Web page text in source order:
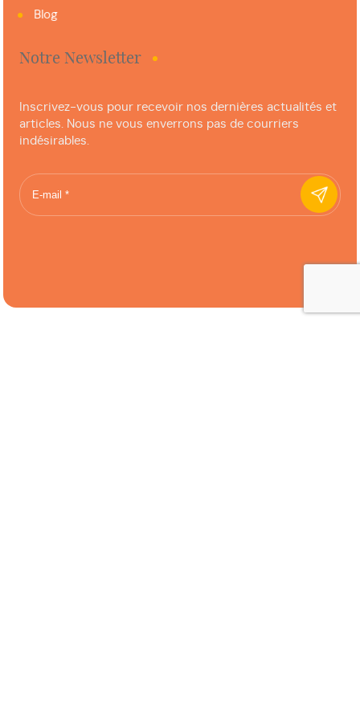
Blog
Notre Newsletter
Inscrivez-vous pour recevoir nos dernières actualités et
articles. Nous ne vous enverrons pas de courriers
indésirables.